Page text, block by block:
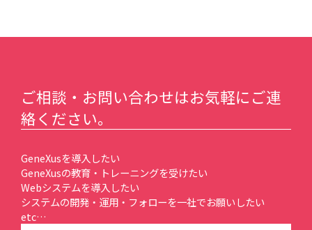
ご相談・お問い合わせはお気軽にご連
絡ください。
GeneXusを導入したい
GeneXusの教育・トレーニングを受けたい
Webシステムを導入したい
システムの開発・運用・フォローを一社でお願いしたい
etc…